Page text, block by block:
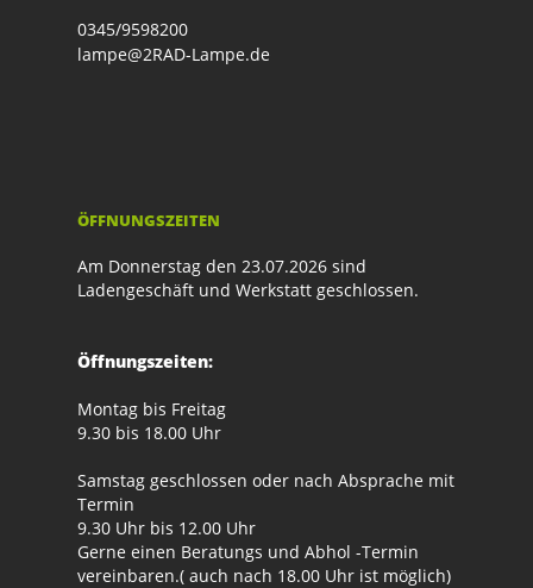
0345/9598200
lampe@2RAD-Lampe.de
ÖFFNUNGSZEITEN
Am Donnerstag den 23.07.2026 sind
Ladengeschäft und Werkstatt geschlossen.
Öffnungszeiten:
Montag bis Freitag
9.30 bis 18.00 Uhr
Samstag geschlossen oder nach Absprache mit
Termin
9.30 Uhr bis 12.00 Uhr
Gerne einen Beratungs und Abhol -Termin
vereinbaren.( auch nach 18.00 Uhr ist möglich)